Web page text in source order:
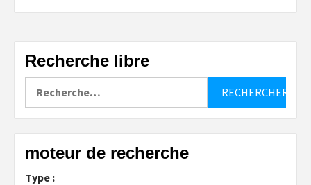
Recherche libre
moteur de recherche
Type :